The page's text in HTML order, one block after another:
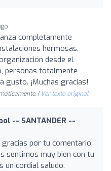
completamente
hermosas,
desde el
personas totalmente
gusto. ¡Muchas gracias!
| Ver texto original
-- SANTANDER --
gracias por tu comentario.
sentimos muy bien con tu
un cordial saludo.